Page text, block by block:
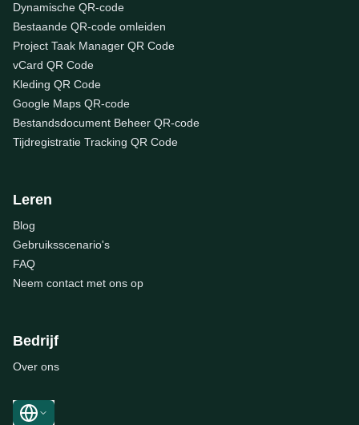
Dynamische QR-code
Bestaande QR-code omleiden
Project Taak Manager QR Code
vCard QR Code
Kleding QR Code
Google Maps QR-code
Bestandsdocument Beheer QR-code
Tijdregistratie Tracking QR Code
Leren
Blog
Gebruiksscenario's
FAQ
Neem contact met ons op
Bedrijf
Over ons